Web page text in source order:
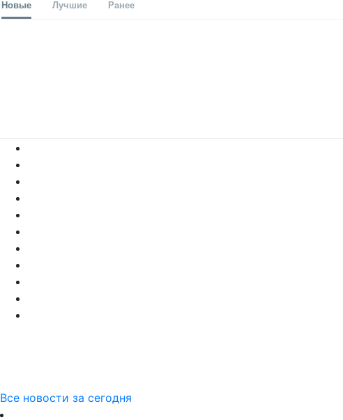
Новые Лучшие Ранее
Все новости за сегодня